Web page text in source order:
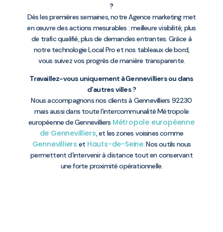
?
Dès les premières semaines, notre Agence marketing met
en œuvre des actions mesurables : meilleure visibilité, plus
de trafic qualifié, plus de demandes entrantes. Grâce à
notre technologie Local Pro et nos tableaux de bord,
vous suivez vos progrès de manière transparente.
Travaillez-vous uniquement à Gennevilliers ou dans
d’autres villes ?
Nous accompagnons nos clients à Gennevilliers 92230
mais aussi dans toute l’intercommunalité Métropole
européenne de Gennevilliers Métropole européenne
de Gennevilliers, et les zones voisines comme
Gennevilliers et Hauts-de-Seine. Nos outils nous
permettent d’intervenir à distance tout en conservant
une forte proximité opérationnelle.